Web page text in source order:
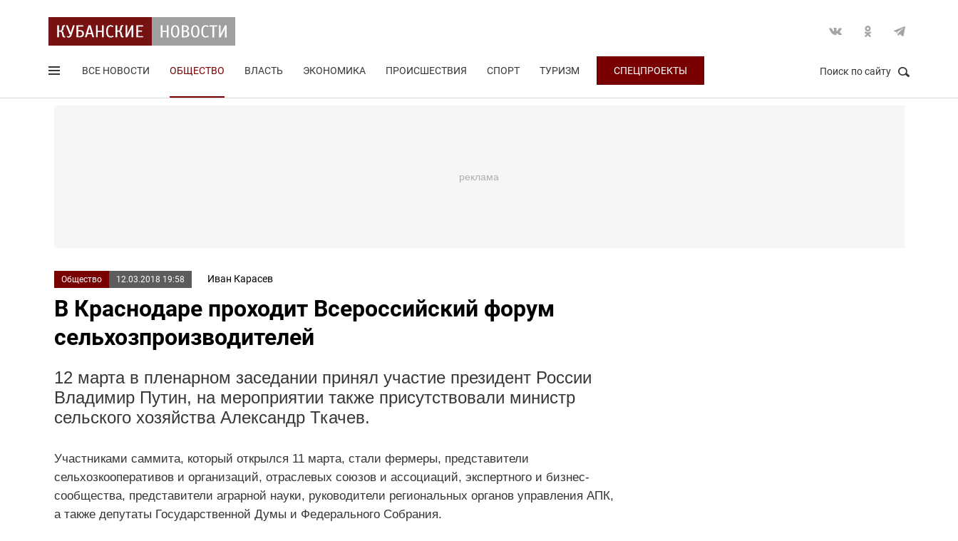
ВСЕ НОВОСТИ ОБЩЕСТВО ВЛАСТЬ ЭКОНОМИКА ПРОИСШЕСТВИЯ СПОРТ ТУРИЗМ СПЕЦПРОЕКТЫ Поиск по сайту
Общество 12.03.2018 19:58 Иван Карасев
В Краснодаре проходит Всероссийский форум
сельхозпроизводителей
12 марта в пленарном заседании принял участие президент России
Владимир Путин, на мероприятии также присутствовали министр
сельского хозяйства Александр Ткачев.
Участниками саммита, который открылся 11 марта, стали фермеры, представители
сельхозкооперативов и организаций, отраслевых союзов и ассоциаций, экспертного и бизнес-
сообщества, представители аграрной науки, руководители региональных органов управления АПК,
а также депутаты Государственной Думы и Федерального Собрания.